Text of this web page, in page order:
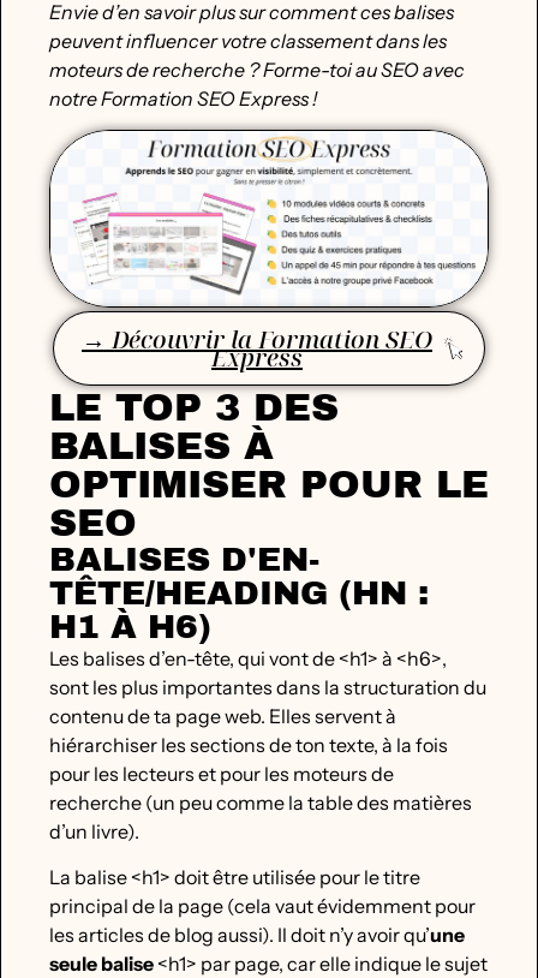
Envie d’en savoir plus sur comment ces balises
peuvent influencer votre classement dans les
moteurs de recherche ? Forme-toi au SEO avec
notre Formation SEO Express !
→ Découvrir la Formation SEO
Express
LE TOP 3 DES
BALISES À
OPTIMISER POUR LE
SEO
BALISES D'EN-
TÊTE/HEADING (HN :
H1 À H6)
Les balises d’en-tête, qui vont de <h1> à <h6>,
sont les plus importantes dans la structuration du
contenu de ta page web. Elles servent à
hiérarchiser les sections de ton texte, à la fois
pour les lecteurs et pour les moteurs de
recherche (un peu comme la table des matières
d’un livre).
La balise <h1> doit être utilisée pour le titre
principal de la page (cela vaut évidemment pour
les articles de blog aussi). Il doit n’y avoir qu’une
seule balise <h1> par page, car elle indique le sujet